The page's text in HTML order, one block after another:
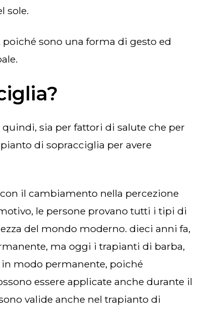
sole.
di sopracciglia per avere
le persone provano tutti i tipi di
del mondo moderno. dieci anni fa,
ma oggi i trapianti di barba,
in modo permanente, poiché
essere applicate anche durante il
valide anche nel trapianto di